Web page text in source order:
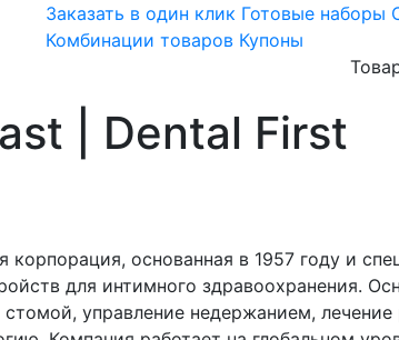
Заказать в один клик Готовые наборы
Комбинации товаров Купоны
| Dental First
корпорация, основанная в 1957 году и
для интимного здравоохранения.
управление недержанием,